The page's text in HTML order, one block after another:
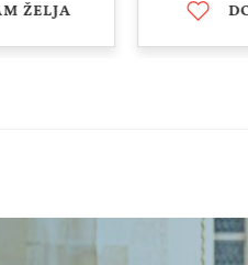
ŽELJA
uživati